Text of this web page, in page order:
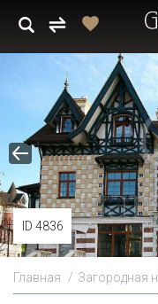
ID 4836
Главная Загородная